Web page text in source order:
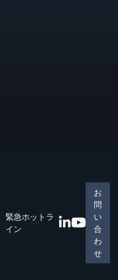
緊急ホットラ
イン
お
問
い
合
わ
せ